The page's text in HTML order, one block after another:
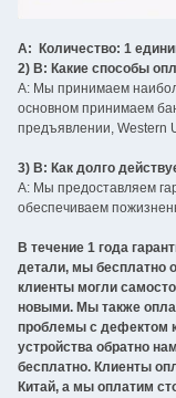
A: Количество: 1
2) В: Какие способы
A: Мы принимаем
основном принимаем
предъявлении, Western
3) В: Как долго
A: Мы предоставляем
обеспечиваем
В течение 1 года
детали, мы бесплатно
клиенты могли
новыми. Мы также
проблемы с дефектом
устройства обратно
бесплатно. Клиенты
Китай, а мы оплатим